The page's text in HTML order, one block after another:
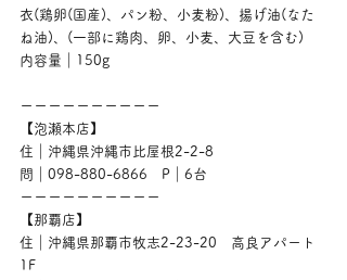
衣(鶏卵(国産)、パン粉、小麦粉)、揚げ油(なた
ね油)、(一部に鶏肉、卵、小麦、大豆を含む)
内容量｜150g
ーーーーーーーーーー
【泡瀬本店】
住｜沖縄県沖縄市比屋根2-2-8
問｜098-880-6866　P｜6台
ーーーーーーーーーー
【那覇店】
住｜沖縄県那覇市牧志2-23-20　高良アパート
1F